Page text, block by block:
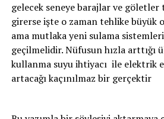
gelecek seneye barajlar ve göletler
girerse işte o zaman tehlike büyük
ama mutlaka yeni sulama
geçilmelidir. Nüfusun hızla arttığı
kullanma suyu ihtiyacı ile elektrik
artacağı kaçınılmaz bir gerçektir